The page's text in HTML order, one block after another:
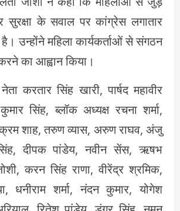
सुरक्षा के सवाल पर कांग्रेस लगातार
उन्होंने महिला कार्यकर्ताओं से संगठन
का आह्वान किया।
करतार सिंह खारी, पार्षद महावीर
सिंह, ब्लॉक अध्यक्ष रचना शर्मा,
शाह, तरुण व्यास, अरुण राघव, अंजु
सिंह, दीपक पांडेय, नवीन सेंस, ऋषभ
करन सिंह राणा, वीरेंद्र श्रमिक,
धनीराम शर्मा, नंदन कुमार, योगेश